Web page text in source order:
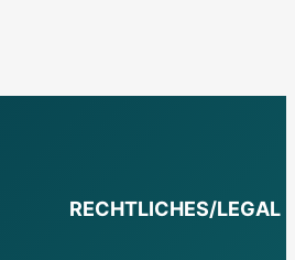
RECHTLICHES/LEGAL